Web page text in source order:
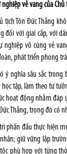
vẻ vang của Chủ
tịch Tôn Đức Thắng
đối với giai cấp, với
nghiệp vô cùng vẻ
phát triển phong
ý nghĩa sâu sắc
tập, làm theo tư
hoạt động nhằm đáp
Thắng, trong đó có
phấn đấu thực hiện
giữ vững lập
phù hợp với từng